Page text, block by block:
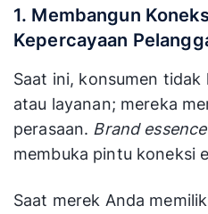
1. Membangun
Kepercayaan
Saat ini, konsumen
atau layanan; mereka
perasaan. Brand essence
membuka pintu koneksi
Saat merek Anda